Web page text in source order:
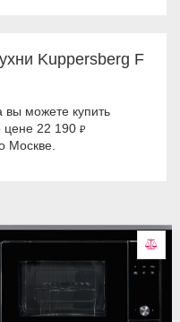
Kuppersberg F
вы можете купить
цене 22 190 ₽
Москве.